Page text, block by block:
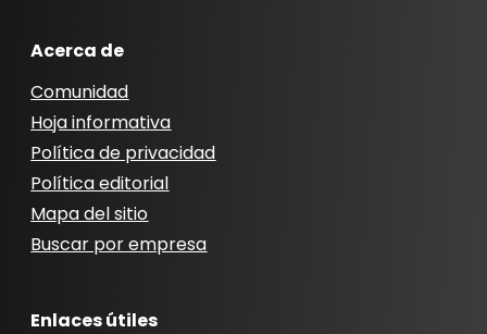
Acerca de
Comunidad
Hoja informativa
Política de privacidad
Política editorial
Mapa del sitio
Buscar por empresa
Enlaces útiles